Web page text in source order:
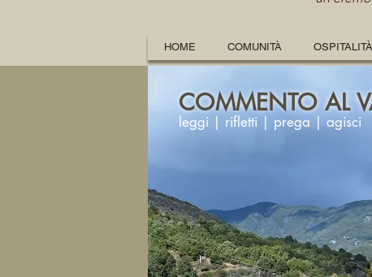
HOME COMUNITÀ OSPITALITÀ
COMMENTO AL
leggi | rifletti | prega | agisci